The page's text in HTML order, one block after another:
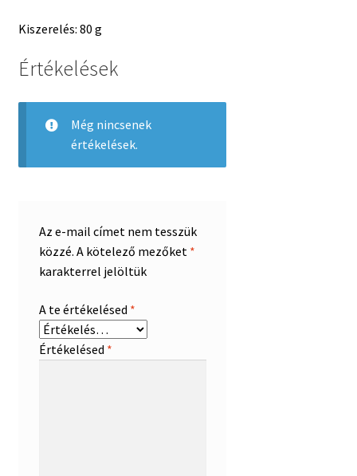
Kiszerelés: 80 g
Értékelések
Még nincsenek
értékelések.
Az e-mail címet nem tesszük
közzé. A kötelező mezőket *
karakterrel jelöltük
A te értékelésed *
Értékelésed *